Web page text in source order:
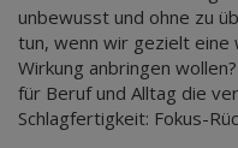
unbewusst und ohne zu
tun, wenn wir gezielt
Wirkung anbringen
für Beruf und Alltag die
Schlagfertigkeit: Fokus-